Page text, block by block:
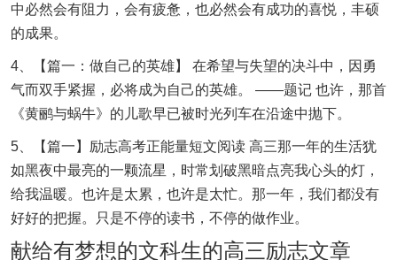
中必然会有阻力，会有疲惫，也必然会有成功的喜悦，丰硕
的成果。
4、【篇一：做自己的英雄】 在希望与失望的决斗中，因勇
气而双手紧握，必将成为自己的英雄。 ——题记 也许，那首
《黄鹂与蜗牛》的儿歌早已被时光列车在沿途中抛下。
5、【篇一】励志高考正能量短文阅读 高三那一年的生活犹
如黑夜中最亮的一颗流星，时常划破黑暗点亮我心头的灯，
给我温暖。也许是太累，也许是太忙。那一年，我们都没有
好好的把握。只是不停的读书，不停的做作业。
献给有梦想的文科生的高三励志文章